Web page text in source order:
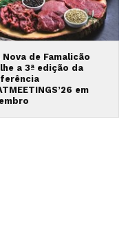
Nova de Famalicão
a 3ª edição da
em